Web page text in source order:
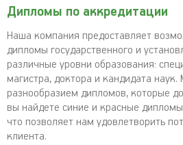
Дипломы по аккредитации
Наша компания предоставляет
дипломы государственного и
различные уровни образования:
магистра, доктора и кандидата
разнообразием дипломов, которые
вы найдете синие и красные
что позволяет нам удовлетворить
клиента.